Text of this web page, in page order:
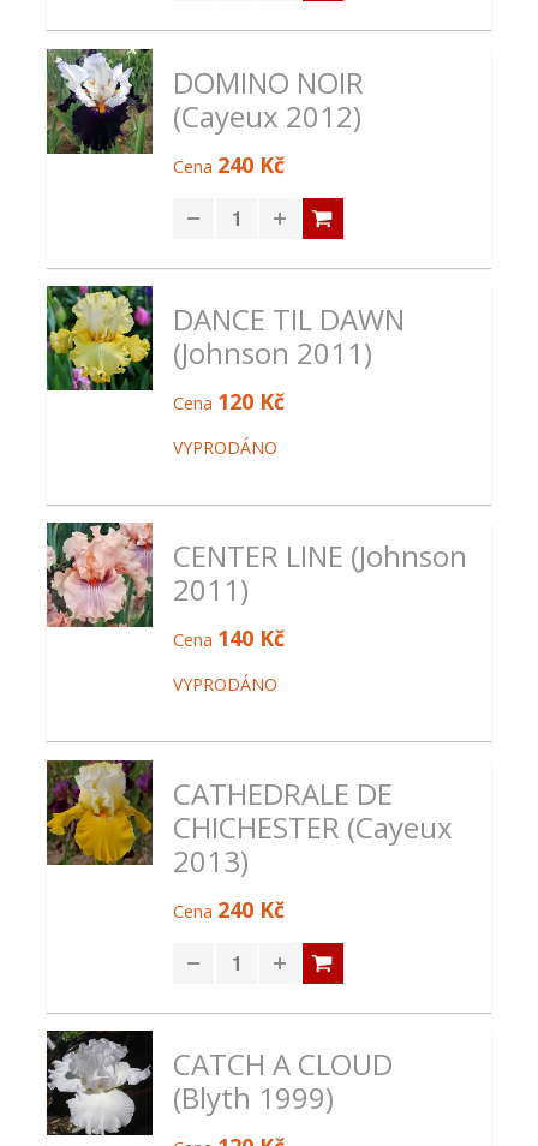
DOMINO NOIR
(Cayeux 2012)
Cena 240 Kč
DANCE TIL DAWN
(Johnson 2011)
Cena 120 Kč
VYPRODÁNO
CENTER LINE (Johnson
2011)
Cena 140 Kč
VYPRODÁNO
CATHEDRALE DE
CHICHESTER (Cayeux
2013)
Cena 240 Kč
CATCH A CLOUD
(Blyth 1999)